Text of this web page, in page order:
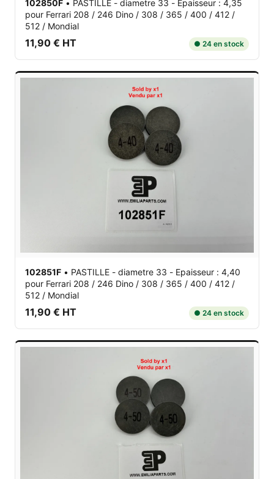
102850F • PASTILLE - diametre 33 - Epaisseur : 4,35
pour Ferrari 208 / 246 Dino / 308 / 365 / 400 / 412 /
512 / Mondial
11,90 € HT ● 24 en stock
102851F • PASTILLE - diametre 33 - Epaisseur : 4,40
pour Ferrari 208 / 246 Dino / 308 / 365 / 400 / 412 /
512 / Mondial
11,90 € HT ● 24 en stock